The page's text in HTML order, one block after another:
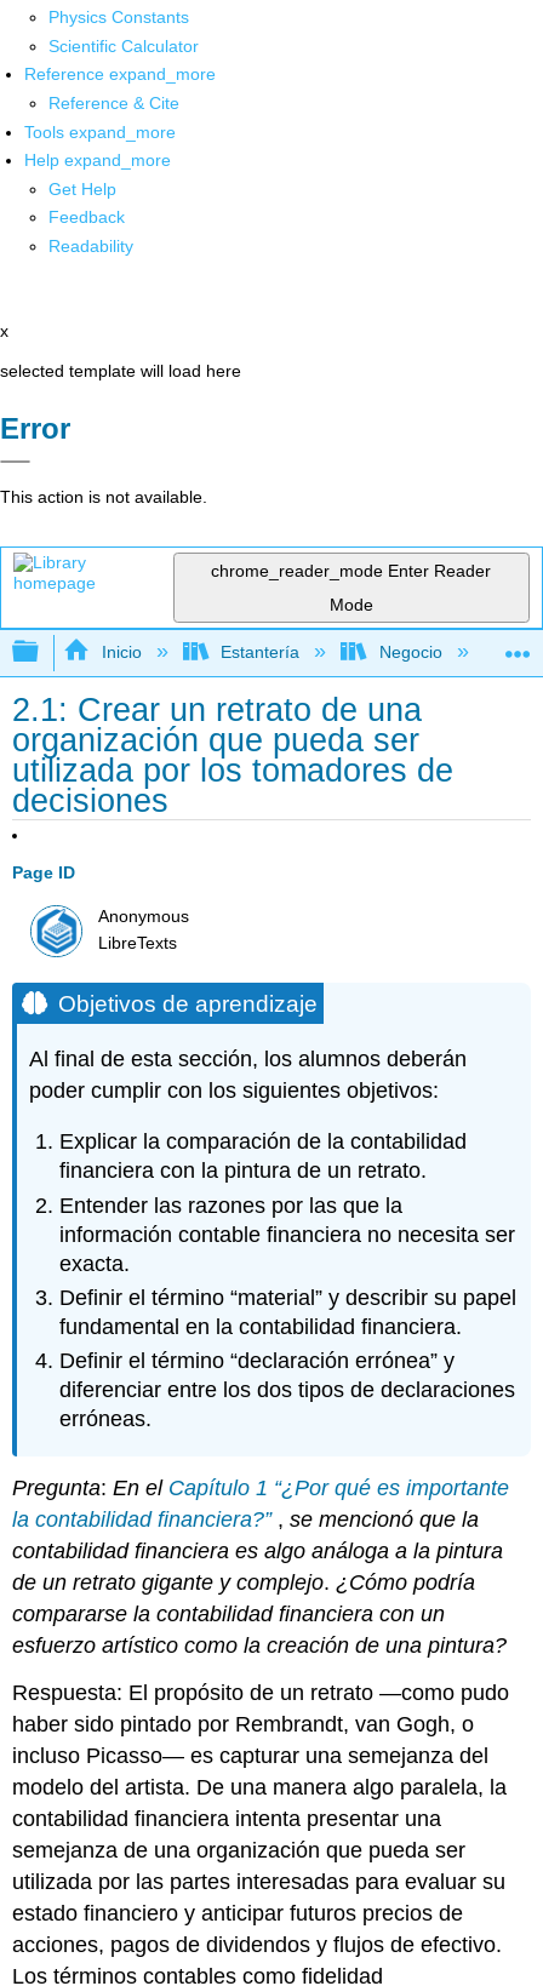
Physics Constants
Scientific Calculator
Reference expand_more
Reference & Cite
Tools expand_more
Help expand_more
Get Help
Feedback
Readability
x
selected template will load here
Error
This action is not available.
chrome_reader_mode Enter Reader
Mode
Expandir/contraer jerarquía global
Inicio Estantería Negocio
2.1: Crear un retrato de una
organización que pueda ser
utilizada por los tomadores de
decisiones
Page ID
Anonymous
LibreTexts
Objetivos de aprendizaje
Al final de esta sección, los alumnos deberán
poder cumplir con los siguientes objetivos:
Explicar la comparación de la contabilidad
financiera con la pintura de un retrato.
Entender las razones por las que la
información contable financiera no necesita ser
exacta.
Definir el término “material” y describir su papel
fundamental en la contabilidad financiera.
Definir el término “declaración errónea” y
diferenciar entre los dos tipos de declaraciones
erróneas.
Pregunta:En el Capítulo 1 “¿Por qué es importante
la contabilidad financiera?” ,se mencionó que la
contabilidad financiera es algo análoga a la pintura
de un retrato gigante y complejo.¿Cómo podría
compararse la contabilidad financiera con un
esfuerzo artístico como la creación de una pintura?
Respuesta: El propósito de un retrato —como pudo
haber sido pintado por Rembrandt, van Gogh, o
incluso Picasso— es capturar una semejanza del
modelo del artista. De una manera algo paralela, la
contabilidad financiera intenta presentar una
semejanza de una organización que pueda ser
utilizada por las partes interesadas para evaluar su
estado financiero y anticipar futuros precios de
acciones, pagos de dividendos y flujos de efectivo.
Los términos contables como fidelidad